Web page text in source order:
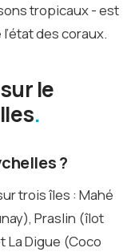
tropicaux - est
des coraux.
le
?
trois îles : Mahé
Praslin (îlot
La Digue (Coco